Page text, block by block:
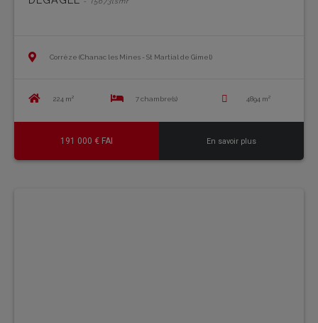
Corrèze (Chanac les Mines - St Martial de Gimel)
224 m² 7 chambre(s) 4894 m²
191 000 € FAI En savoir plus